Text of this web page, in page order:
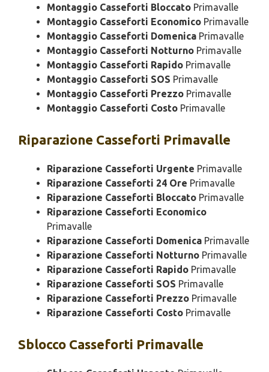
Montaggio Casseforti Bloccato Primavalle
Montaggio Casseforti Economico Primavalle
Montaggio Casseforti Domenica Primavalle
Montaggio Casseforti Notturno Primavalle
Montaggio Casseforti Rapido Primavalle
Montaggio Casseforti SOS Primavalle
Montaggio Casseforti Prezzo Primavalle
Montaggio Casseforti Costo Primavalle
Riparazione Casseforti Primavalle
Riparazione Casseforti Urgente Primavalle
Riparazione Casseforti 24 Ore Primavalle
Riparazione Casseforti Bloccato Primavalle
Riparazione Casseforti Economico
Primavalle
Riparazione Casseforti Domenica Primavalle
Riparazione Casseforti Notturno Primavalle
Riparazione Casseforti Rapido Primavalle
Riparazione Casseforti SOS Primavalle
Riparazione Casseforti Prezzo Primavalle
Riparazione Casseforti Costo Primavalle
Sblocco Casseforti Primavalle